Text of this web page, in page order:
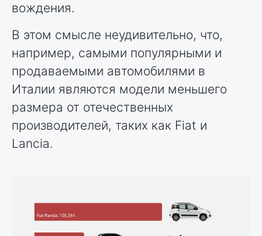
вождения.
В этом смысле неудивительно, что,
например, самыми популярными и
продаваемыми автомобилями в
Италии являются модели меньшего
размера от отечественных
производителей, таких как Fiat и
Lancia.